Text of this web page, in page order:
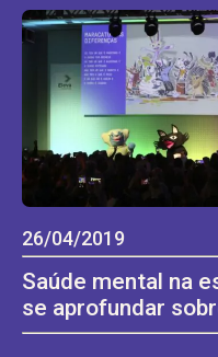
26/04/2019
Saúde mental na
se aprofundar